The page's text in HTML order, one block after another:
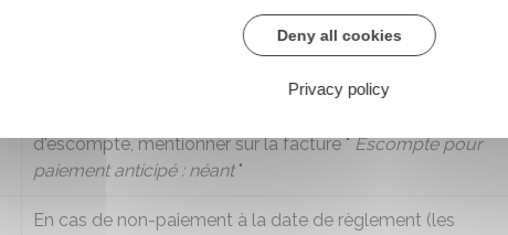
opération, à l'exclusion des escomptes non prévus sur la
Il faut également mentionner les conditions d'
d'escompte, mentionner sur la facture "Escompte pour
paiement anticipé : néant"
En cas de non-paiement à la date de règlement (les
Deny all cookies
Privacy policy